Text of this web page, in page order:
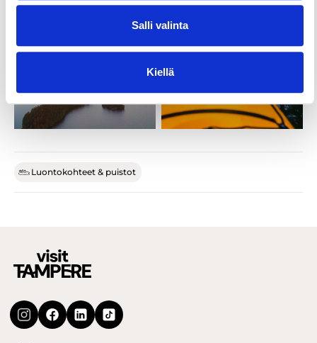
Salli valinta
Kiellä
Luontokohteet & puistot